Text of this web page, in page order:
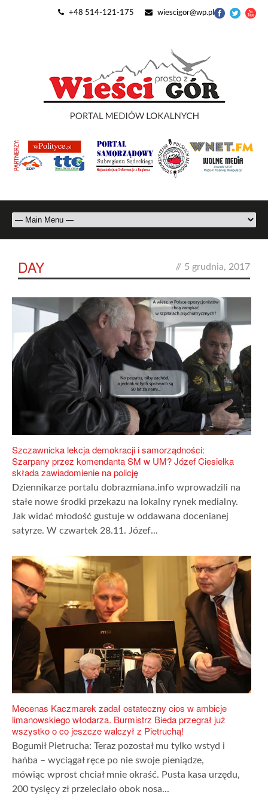
+48 514-121-175 wiescigor@wp.pl
DAY // 5 grudnia, 2017
Szczawnicka lekcja demokracji i samorządności:
Szarpany przez komendanta SM w UM? Józef Ciesielka
składa zawiadomienie na policję
Dziennikarze portalu dobrazmiana.info wprowadzili na
stałe nowe środki przekazu na lokalny rynek medialny.
Jak widać młodość gustuje w oddawana docenianej
satyrze. W czwartek 28.11. Józef...
Mecenas Kaczmarek zadał ostateczny cios w ambicje
limanowskiego włodarza. Burmistrz Bieda przegrał już
wszystko o co jeszcze walczył z Pietruchą!
Bogumił Pietrucha: Teraz pozostał mu tylko wstyd i
hańba – wyciągał ręce po nie swoje pieniądze,
mówiąc wprost chciał mnie okraść. Pusta kasa urzędu,
200 tysięcy zł przeleciało obok nosa...